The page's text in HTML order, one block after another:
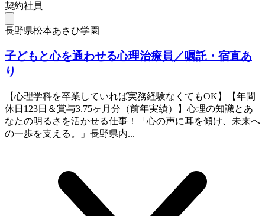
契約社員
長野県松本あさひ学園
子どもと心を通わせる心理治療員／嘱託・宿直あ
り
【心理学科を卒業していれば実務経験なくてもOK】【年間
休日123日＆賞与3.75ヶ月分（前年実績）】心理の知識とあ
なたの明るさを活かせる仕事！「心の声に耳を傾け、未来へ
の一歩を支える。」長野県内...